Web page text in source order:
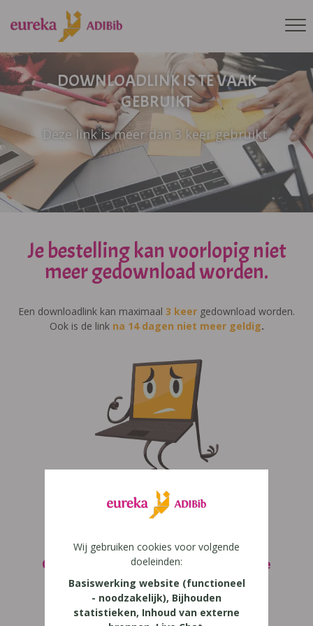
DOWNLOADLINK IS TE VAAK
GEBRUIKT
Deze link is meer dan 3 keer gebruikt.
Je bestelling kan voorlopig niet
meer gedownload worden.
Een downloadlink kan maximaal 3 keer gedownload worden.
Ook is de link na 14 dagen niet meer geldig.
Wat kan je doen?
Optie 1: Het is de eerste keer dat de
download niet werkt.
1) Log in op ADIBib.be
Wij gebruiken cookies voor volgende
doeleinden:
Basiswerking website (functioneel
- noodzakelijk), Bijhouden
statistieken, Inhoud van externe